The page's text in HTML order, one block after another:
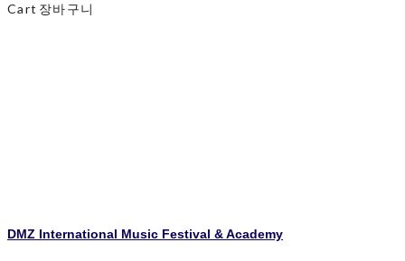
Cart 장바구니
DMZ International Music Festival & Academy